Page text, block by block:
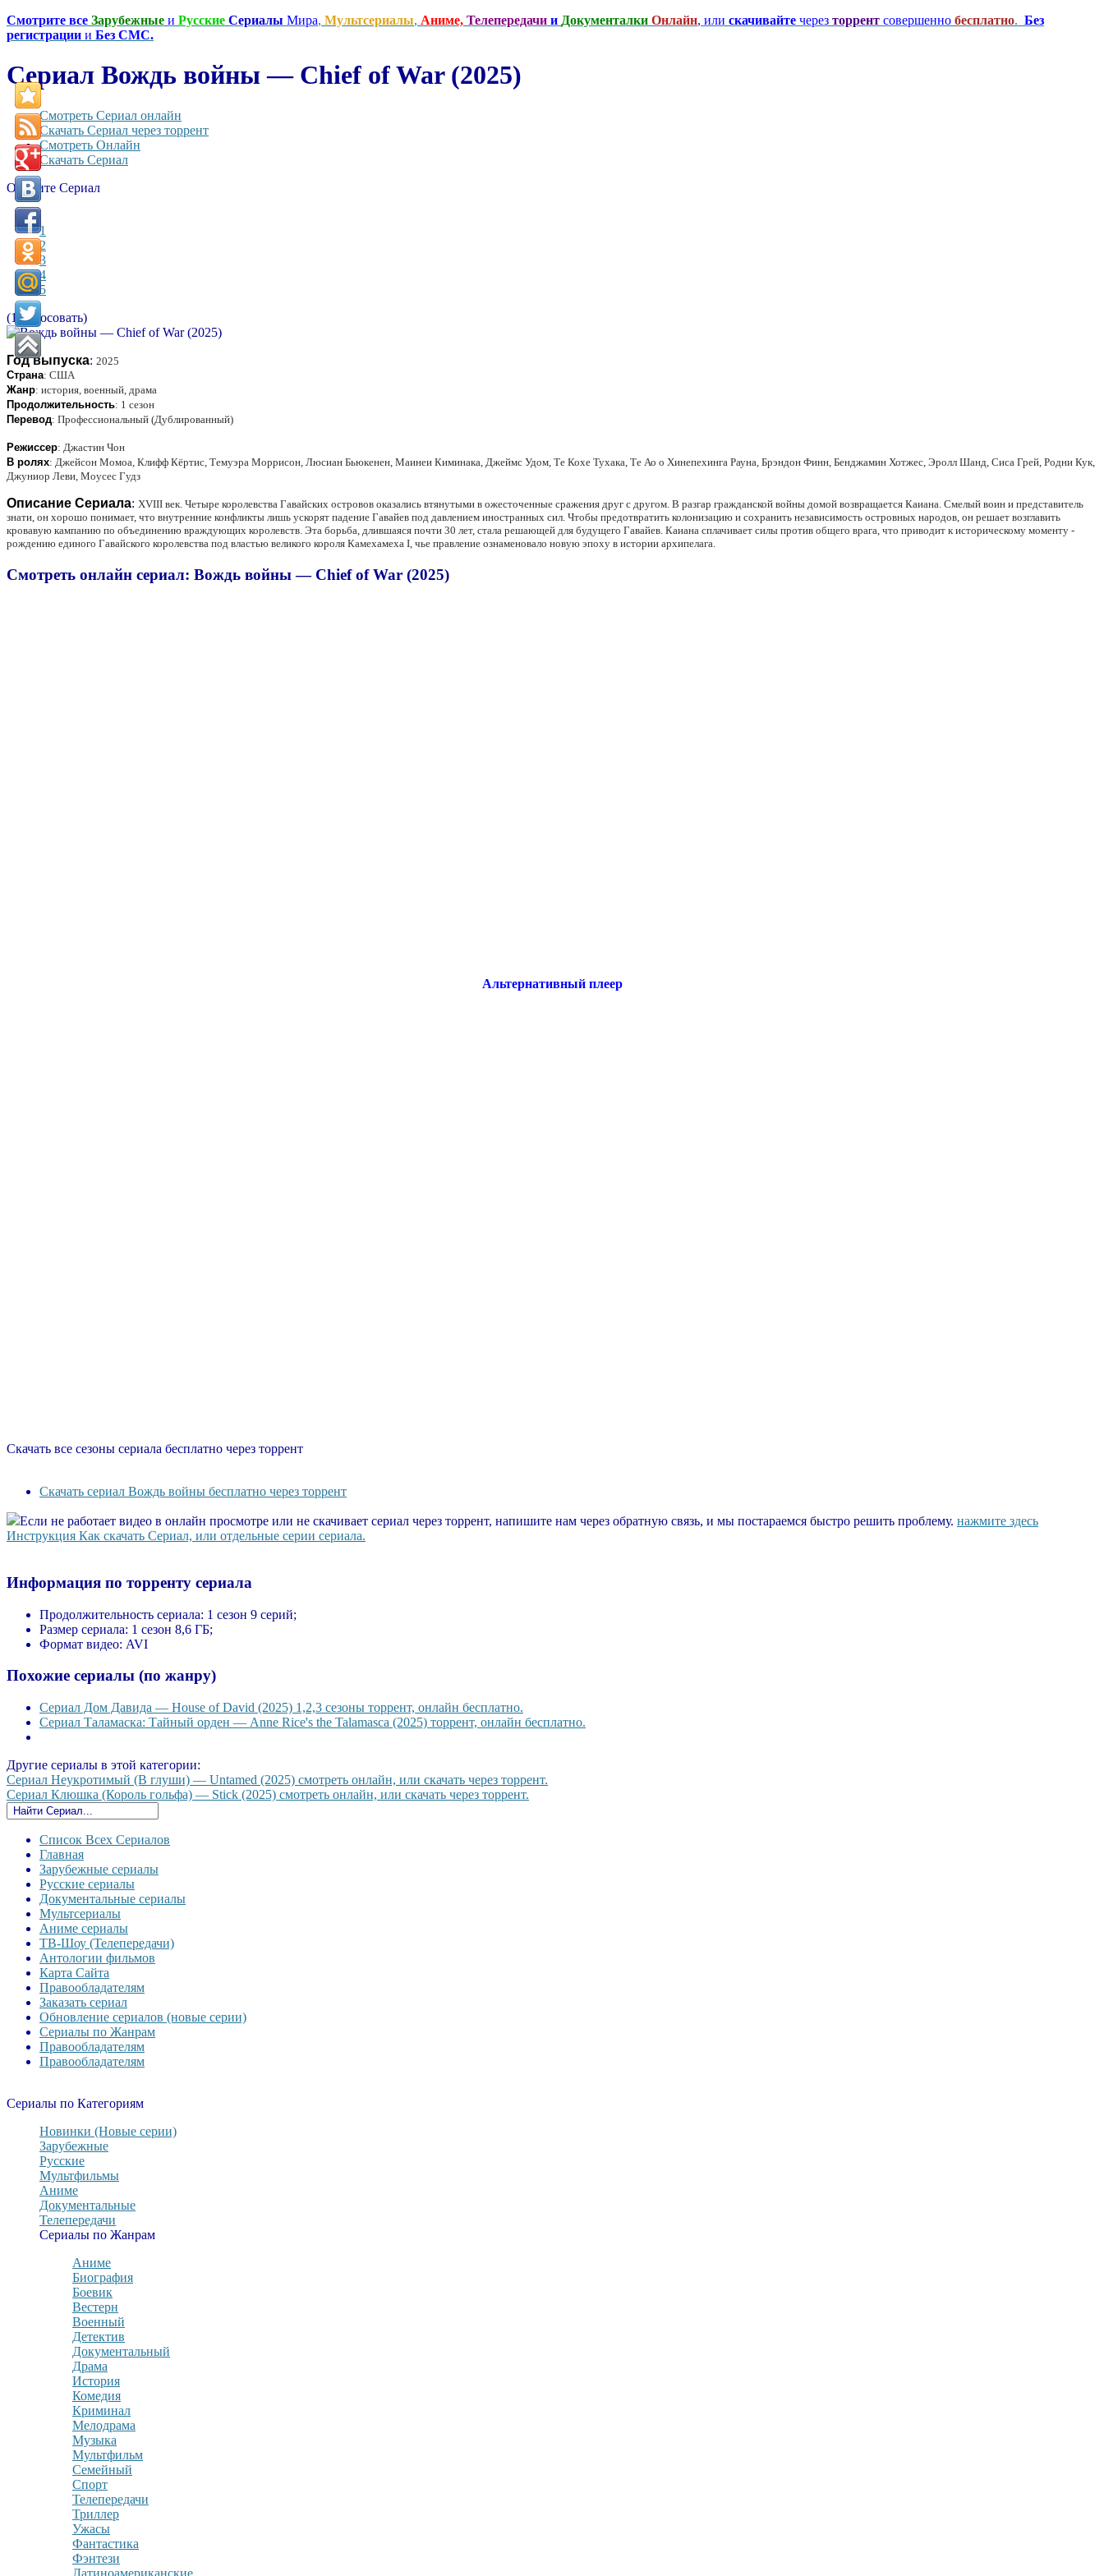
Смотрите все Зарубежные и Русские Сериалы Мира, Мультсериалы, Аниме, Телепередачи и Документалки Онлайн, или скачивайте через торрент совершенно бесплатно. Без
регистрации и Без СМС.
Сериал Вождь войны — Chief of War (2025)
Смотреть Сериал онлайн
Скачать Сериал через торрент
Смотреть Онлайн
Скачать Сериал
Оцените Сериал
1
2
3
4
5
(1 Голосовать)
Год выпуска: 2025
Страна: США
Жанр: история, военный, драма
Продолжительность: 1 сезон
Перевод: Профессиональный (Дублированный)
Режиссер: Джастин Чон
В ролях: Джейсон Момоа, Клифф Кёртис, Темуэра Моррисон, Люсиан Бьюкенен, Маинеи Киминака, Джеймс Удом, Те Кохе Тухака, Те Ао о Хинепехинга Рауна, Брэндон Финн, Бенджамин Хотжес, Эролл Шанд, Сиса Грей, Родни Кук,
Джуниор Леви, Моусес Гудз
Описание Сериала: XVIII век. Четыре королевства Гавайских островов оказались втянутыми в ожесточенные сражения друг с другом. В разгар гражданской войны домой возвращается Каиана. Смелый воин и представитель
знати, он хорошо понимает, что внутренние конфликты лишь ускорят падение Гавайев под давлением иностранных сил. Чтобы предотвратить колонизацию и сохранить независимость островных народов, он решает возглавить
кровавую кампанию по объединению враждующих королевств. Эта борьба, длившаяся почти 30 лет, стала решающей для будущего Гавайев. Каиана сплачивает силы против общего врага, что приводит к историческому моменту -
рождению единого Гавайского королевства под властью великого короля Камехамеха I, чье правление ознаменовало новую эпоху в истории архипелага.
Смотреть онлайн сериал: Вождь войны — Chief of War (2025)
Альтернативный плеер
Скачать все сезоны сериала бесплатно через торрент
Скачать сериал Вождь войны бесплатно через торрент
Если не работает видео в онлайн просмотре или не скачивает сериал через торрент, напишите нам через обратную связь, и мы постараемся быстро решить проблему. нажмите здесь
Инструкция Как скачать Сериал, или отдельные серии сериала.
Информация по торренту сериала
Продолжительность сериала: 1 сезон 9 серий;
Размер сериала: 1 сезон 8,6 ГБ;
Формат видео: AVI
Похожие сериалы (по жанру)
Сериал Дом Давида — House of David (2025) 1,2,3 сезоны торрент, онлайн бесплатно.
Сериал Таламаска: Тайный орден — Anne Rice's the Talamasca (2025) торрент, онлайн бесплатно.
Другие сериалы в этой категории:
Сериал Неукротимый (В глуши) — Untamed (2025) смотреть онлайн, или скачать через торрент.
Сериал Клюшка (Король гольфа) — Stick (2025) смотреть онлайн, или скачать через торрент.
Список Всех Сериалов
Главная
Зарубежные сериалы
Русские сериалы
Документальные сериалы
Мультсериалы
Аниме сериалы
ТВ-Шоу (Телепередачи)
Антологии фильмов
Карта Сайта
Правообладателям
Заказать сериал
Обновление сериалов (новые серии)
Сериалы по Жанрам
Правообладателям
Правообладателям
Сериалы по Категориям
Новинки (Новые серии)
Зарубежные
Русские
Мультфильмы
Аниме
Документальные
Телепередачи
Сериалы по Жанрам
Аниме
Биография
Боевик
Вестерн
Военный
Детектив
Документальный
Драма
История
Комедия
Криминал
Мелодрама
Музыка
Мультфильм
Семейный
Спорт
Телепередачи
Триллер
Ужасы
Фантастика
Фэнтези
Латиноамериканские